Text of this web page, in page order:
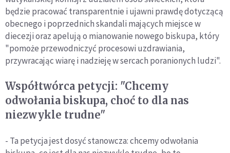
będzie pracować transparentnie i ujawni prawdę dotyczącą
obecnego i poprzednich skandali mających miejsce w
diecezji oraz apelują o mianowanie nowego biskupa, który
"pomoże przewodniczyć procesowi uzdrawiania,
przywracając wiarę i nadzieję w sercach poranionych ludzi".
Współtwórca petycji: "Chcemy
odwołania biskupa, choć to dla nas
niezwykle trudne"
- Ta petycja jest dosyć stanowcza: chcemy odwołania